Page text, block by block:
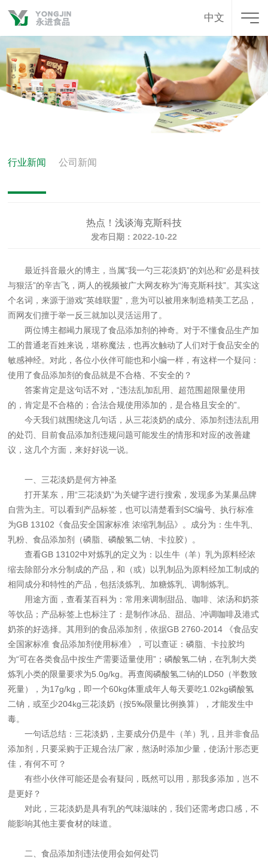
中文
行业新闻 公司新闻
热点！浅谈海克斯科技
发布日期：2022-10-22
最近抖音最火的博主，当属“我一勺三花淡奶”的刘怂和“必是科技
与狠活”的辛吉飞，两人的视频被广大网友称为“海克斯科技”。其实这
个名词，来源于游戏“英雄联盟”，意为可以被用来制造精美工艺品，
而网友们擅于举一反三就加以灵活运用了。
两位博主都竭力展现了食品添加剂的神奇。对于不懂食品生产加
工的普通老百姓来说，堪称魔法，也再次触动了人们对于食品安全的
敏感神经。对此，各位小伙伴可能也和小编一样，有这样一个疑问：
使用了食品添加剂的食品就是不合格、不安全的？
答案肯定是这句话不对，“违法乱加乱用、超范围超限量使用
的，肯定是不合格的；合法合规使用添加的，是合格且安全的”。
今天我们就围绕这几句话，从三花淡奶的成分、添加剂违法乱用
的处罚、目前食品添加剂违规问题可能发生的情形和对应的改善建
议，这几个方面，来好好说一说。
一、三花淡奶是何方神圣
打开某东，用“三花淡奶”为关键字进行搜索，发现多为某巢品牌
自营为主。可以看到产品标签，也可以清楚看到SC编号、执行标准
为GB 13102《食品安全国家标准 浓缩乳制品》。成分为：生牛乳、
乳粉、食品添加剂（磷脂、磷酸氢二钠、卡拉胶）。
查看GB 13102中对炼乳的定义为：以生牛（羊）乳为原料经浓
缩去除部分水分制成的产品，和（或）以乳制品为原料经加工制成的
相同成分和特性的产品，包括淡炼乳、加糖炼乳、调制炼乳。
用途方面，查看某百科为：常用来调制甜品、咖啡、浓汤和奶茶
等饮品；产品标签上也标注了：是制作冰品、甜品、冲调咖啡及港式
奶茶的好选择。其用到的食品添加剂，依据GB 2760-2014 《食品安
全国家标准 食品添加剂使用标准》，可以查证：磷脂、卡拉胶均
为“可在各类食品中按生产需要适量使用”；磷酸氢二钠，在乳制大类
炼乳小类的限量要求为5.0g/kg。再查阅磷酸氢二钠的LD50（半数致
死量），为17g/kg，即一个60kg体重成年人每天要吃1.02kg磷酸氢
二钠，或至少204kg三花淡奶（按5‰限量比例换算），才能发生中
毒。
一句话总结：三花淡奶，主要成分仍是牛（羊）乳，且并非食品
添加剂，只要采购于正规合法厂家，熬汤时添加少量，使汤汁形态更
佳，有何不可？
有些小伙伴可能还是会有疑问，既然可以用，那我多添加，岂不
是更好？
对此，三花淡奶是具有乳的气味滋味的，我们还需考虑口感，不
能影响其他主要食材的味道。
二、食品添加剂违法使用会如何处罚